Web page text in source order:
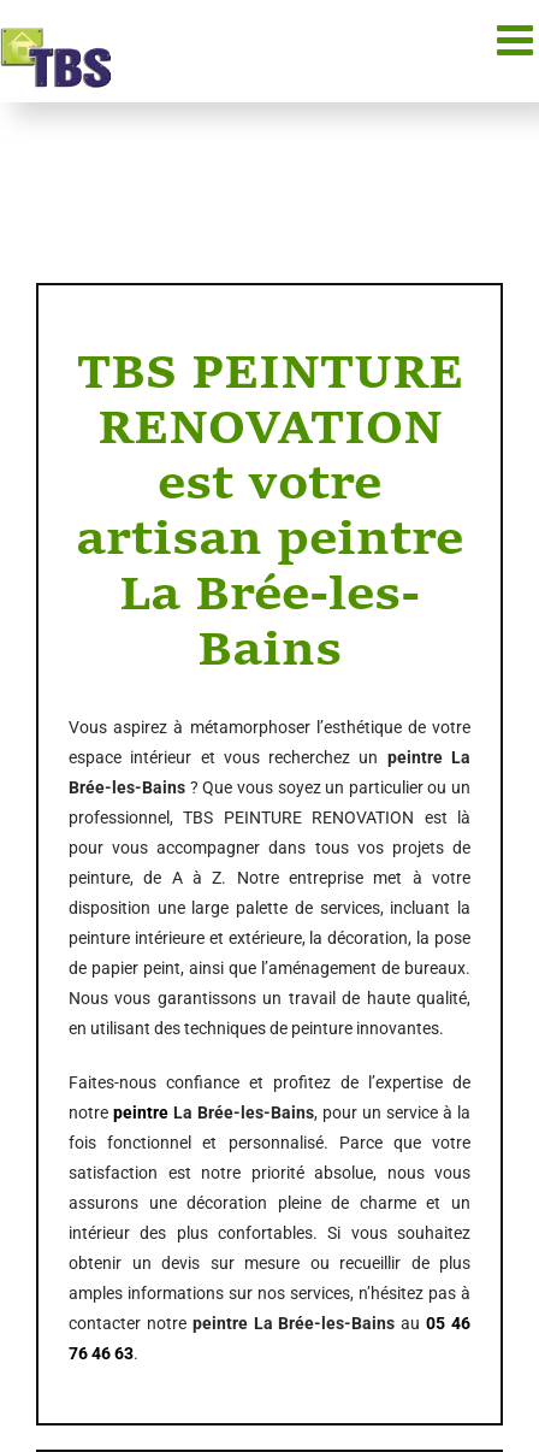
au
contenu
TBS PEINTURE
RENOVATION
est votre
artisan peintre
La Brée-les-
Bains
Vous aspirez à métamorphoser l’esthétique de votre
espace intérieur et vous recherchez un peintre La
Brée-les-Bains ? Que vous soyez un particulier ou un
professionnel, TBS PEINTURE RENOVATION est là
pour vous accompagner dans tous vos projets de
peinture, de A à Z. Notre entreprise met à votre
disposition une large palette de services, incluant la
peinture intérieure et extérieure, la décoration, la pose
de papier peint, ainsi que l’aménagement de bureaux.
Nous vous garantissons un travail de haute qualité,
en utilisant des techniques de peinture innovantes.
Faites-nous confiance et profitez de l’expertise de
notre peintre La Brée-les-Bains, pour un service à la
fois fonctionnel et personnalisé. Parce que votre
satisfaction est notre priorité absolue, nous vous
assurons une décoration pleine de charme et un
intérieur des plus confortables. Si vous souhaitez
obtenir un devis sur mesure ou recueillir de plus
amples informations sur nos services, n’hésitez pas à
contacter notre peintre La Brée-les-Bainsau05 46
76 46 63.